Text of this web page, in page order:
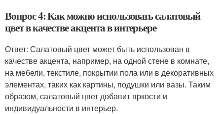
Вопрос 4: Как можно использовать салатовый
цвет в качестве акцента в интерьере
Ответ: Салатовый цвет может быть использован в
качестве акцента, например, на одной стене в комнате,
на мебели, текстиле, покрытии пола или в декоративных
элементах, таких как картины, подушки или вазы. Таким
образом, салатовый цвет добавит яркости и
индивидуальности в интерьер.